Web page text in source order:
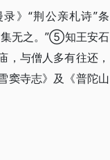
》“荆公亲札诗”条
集无之。”⑤知王安石
与僧人多有往还，
窦寺志》及《普陀山